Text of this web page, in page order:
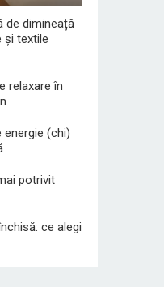
de dimineață
și textile
relaxare în
(chi)
potrivit
ce alegi